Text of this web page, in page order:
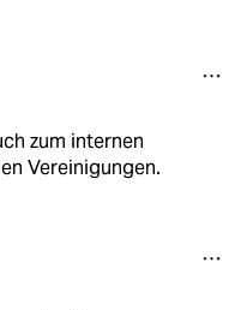
zum internen
Vereinigungen.